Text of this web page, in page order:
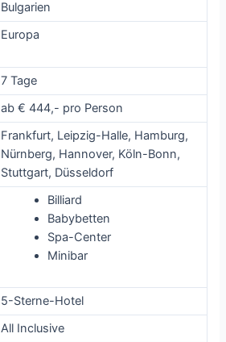
Bulgarien
Europa
7 Tage
ab € 444,- pro Person
Frankfurt, Leipzig-Halle, Hamburg,
Nürnberg, Hannover, Köln-Bonn,
Stuttgart, Düsseldorf
Billiard
Babybetten
Spa-Center
Minibar
5-Sterne-Hotel
All Inclusive